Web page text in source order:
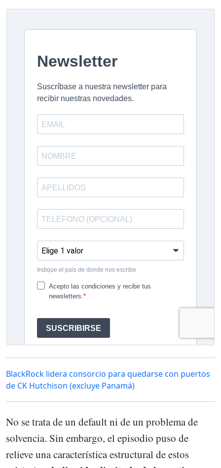
BlackRock lidera consorcio para quedarse con puertos
de CK Hutchison (excluye Panamá)
No se trata de un default ni de un problema de
solvencia. Sin embargo, el episodio puso de
relieve una característica estructural de estos